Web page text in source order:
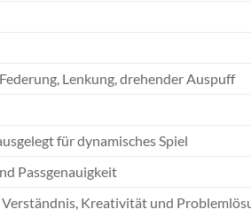
Lenkung, drehender Auspuff
für dynamisches Spiel
Passgenauigkeit
Kreativität und